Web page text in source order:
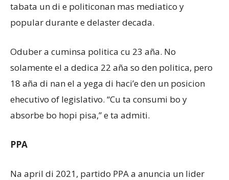
tabata un di e politiconan mas mediatico y
popular durante e delaster decada.
Oduber a cuminsa politica cu 23 aña. No
solamente el a dedica 22 aña so den politica, pero
18 aña di nan el a yega di haci’e den un posicion
ehecutivo of legislativo. “Cu ta consumi bo y
absorbe bo hopi pisa,” e ta admiti.
PPA
Na april di 2021, partido PPA a anuncia un lider